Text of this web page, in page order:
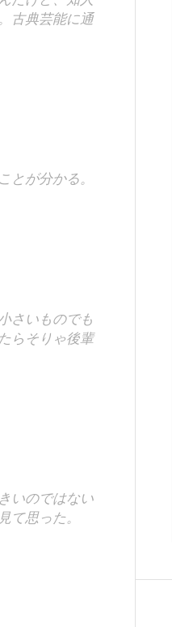
古典芸能に通
が分かる。
さいものでも
らそりゃ後輩
いのではない
思った。